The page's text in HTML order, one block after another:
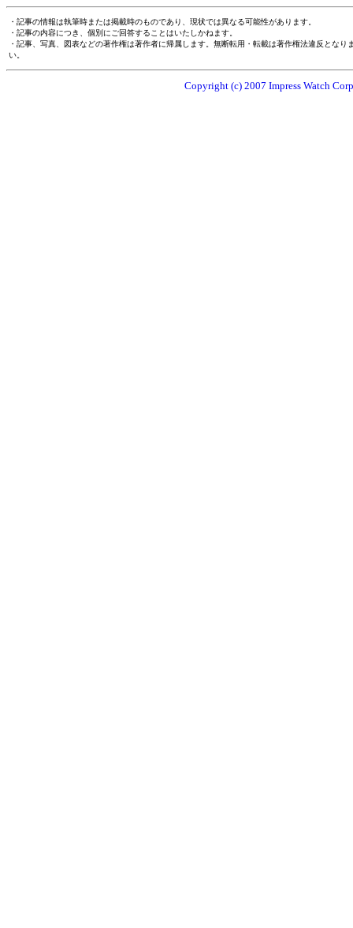
・記事の情報は執筆時または掲載時のものであり、現状では異なる可能性があります。
・記事の内容につき、個別にご回答することはいたしかねます。
・記事、写真、図表などの著作権は著作者に帰属します。無断転用・転載は著作権法違反とな
い。
Copyright (c) 2007 Impress Watch